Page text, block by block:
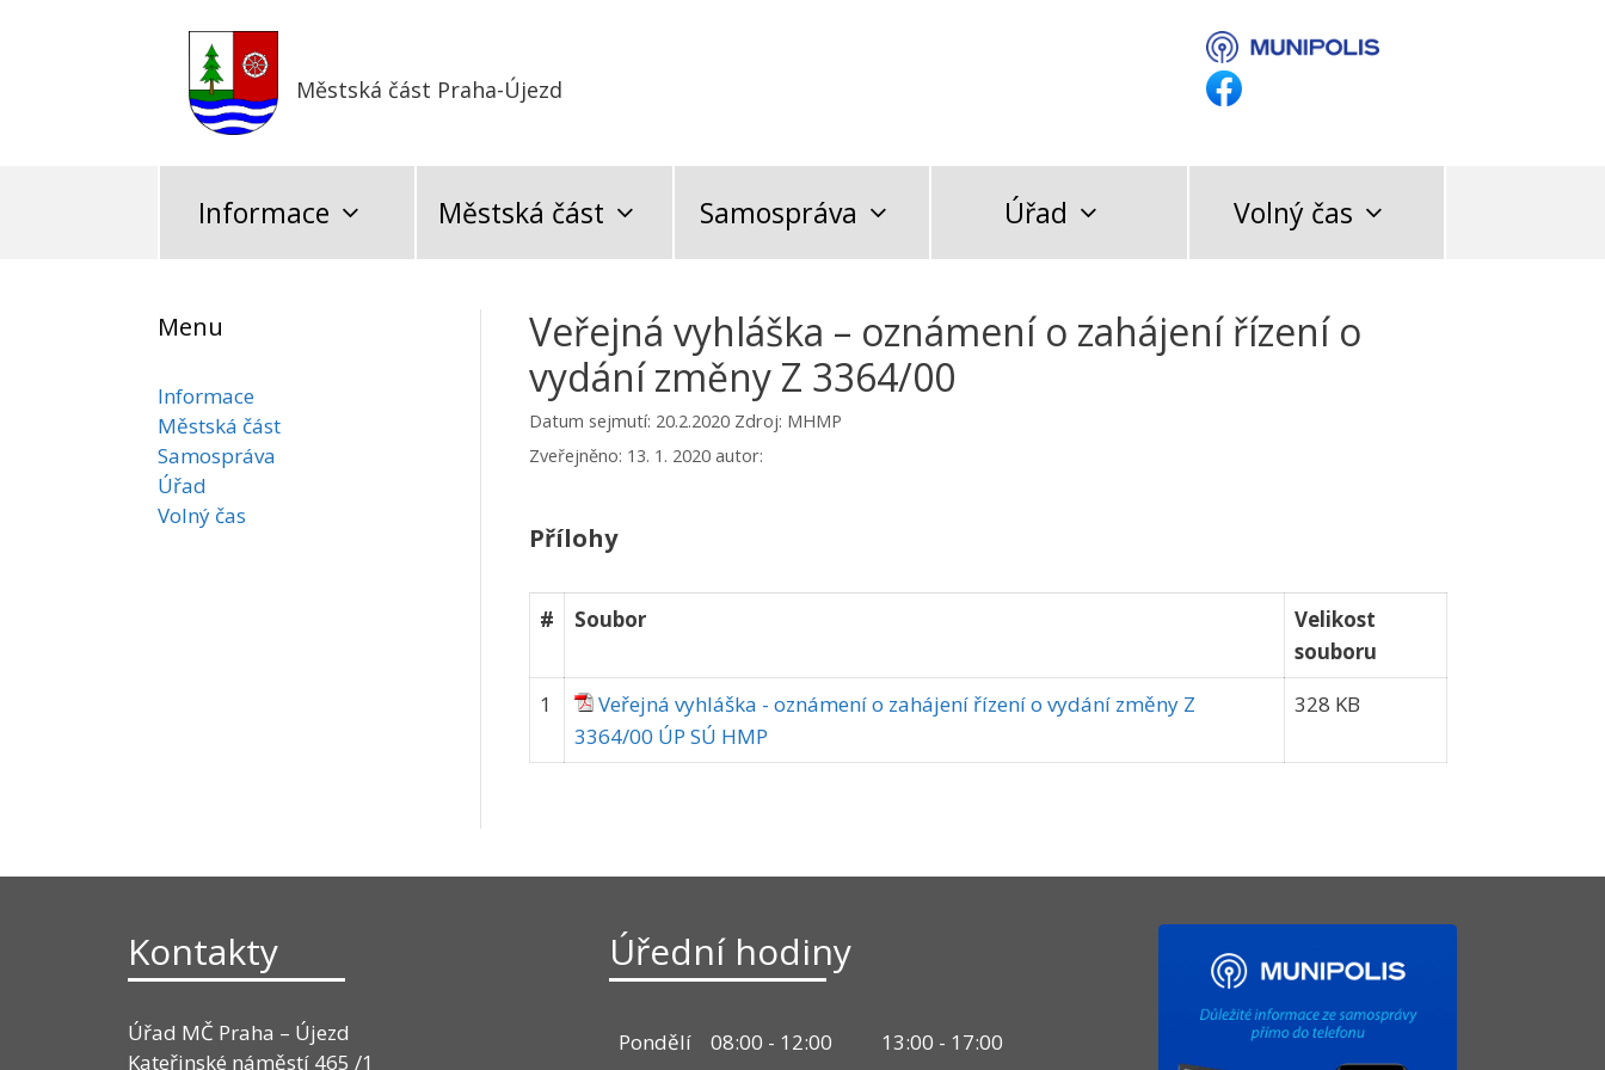
Městská část Praha-Újezd
Informace Městská část Samospráva Úřad Volný čas
Veřejná vyhláška – oznámení o zahájení řízení o
vydání změny Z 3364/00
Datum sejmutí: 20.2.2020 Zdroj: MHMP
Zveřejněno: 13. 1. 2020 autor:
Přílohy
# Soubor
Velikost
souboru
1
Veřejná vyhláška - oznámení o zahájení řízení o vydání změny Z
3364/00 ÚP SÚ HMP
328 KB
Menu
Informace
Městská část
Samospráva
Úřad
Volný čas
Kontakty
Úřad MČ Praha – Újezd
Kateřinské náměstí 465 /1
Úřední hodiny
Pondělí 08:00 - 12:00 13:00 - 17:00